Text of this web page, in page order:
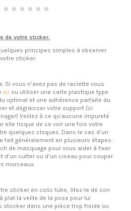
de votre sticker.
principes simples à observer
sticker.
Si vous n’avez pas de raclette vous
ici ou utiliser une carte plastique type
optimal et une adhérence parfaite du
et dégraisser votre support (si
Veillez à ce qu’aucune impureté
elle risque de se voir une fois votre
quelques cloques. Dans le cas d’un
fait généralement en plusieurs étapes :
de masquage pour vous aider à fixer
cutter ou d’un ciseau pour couper
morceaux.
sticker en colis tube, ôtez-le de son
plat la veille de la pose pour lui
stocker dans une pièce trop froide ou